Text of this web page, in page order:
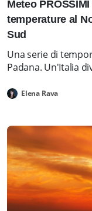
Meteo
temperature al
Sud
Una serie di
Padana. Un'Italia
Elena Rava